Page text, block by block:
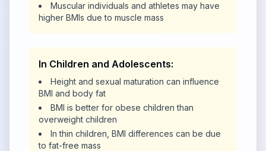
Muscular individuals and athletes may have
higher BMIs due to muscle mass
In Children and Adolescents:
Height and sexual maturation can influence
BMI and body fat
BMI is better for obese children than
overweight children
In thin children, BMI differences can be due
to fat-free mass